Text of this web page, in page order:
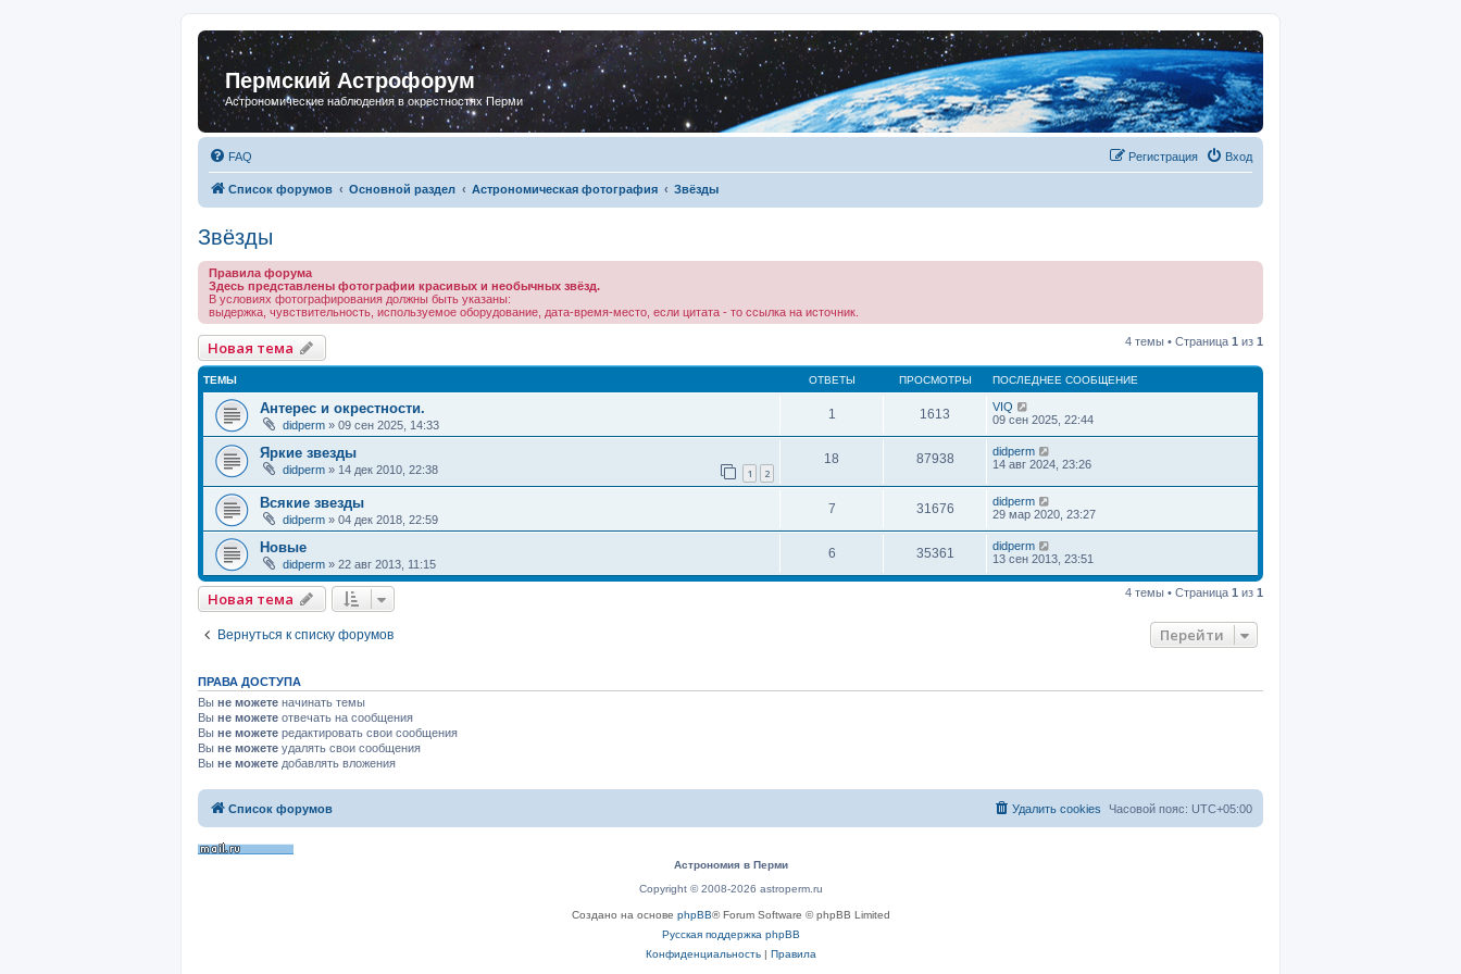
Пермский Астрофорум
Астрономические наблюдения в окрестностях Перми
FAQ Вход
Регистрация
Список форумов Основной раздел Астрономическая фотография Звёзды
Звёзды
Правила форума
Здесь представлены фотографии красивых и необычных звёзд.
В условиях фотографирования должны быть указаны:
выдержка, чувствительность, используемое оборудование, дата-время-место, если цитата - то ссылка на источник.
Новая тема 4 темы • Страница 1 из 1
ТЕМЫ ОТВЕТЫ ПРОСМОТРЫ ПОСЛЕДНЕЕ СООБЩЕНИЕ
Антерес и окрестности.
didperm » 09 сен 2025, 14:33
1 1613
VIQ
09 сен 2025, 22:44
Яркие звезды
didperm » 14 дек 2010, 22:38 1 2
18 87938
didperm
14 авг 2024, 23:26
Всякие звезды
didperm » 04 дек 2018, 22:59
7 31676
didperm
29 мар 2020, 23:27
Новые
didperm » 22 авг 2013, 11:15
6 35361
didperm
13 сен 2013, 23:51
Новая тема 4 темы • Страница 1 из 1
Вернуться к списку форумов Перейти
ПРАВА ДОСТУПА
Вы не можете начинать темы
Вы не можете отвечать на сообщения
Вы не можете редактировать свои сообщения
Вы не можете удалять свои сообщения
Вы не можете добавлять вложения
Список форумов Часовой пояс: UTC+05:00
Удалить cookies
Астрономия в Перми
Copyright © 2008-2026 astroperm.ru
Создано на основе phpBB® Forum Software © phpBB Limited
Русская поддержка phpBB
Конфиденциальность| Правила